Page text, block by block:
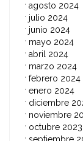
agosto 2024
julio 2024
junio 2024
mayo 2024
abril 2024
marzo 2024
febrero 2024
enero 2024
diciembre
noviembre
octubre 2023